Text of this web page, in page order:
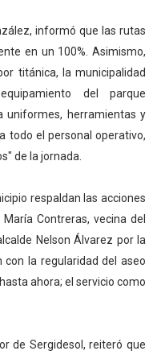
informó que las rutas
en un 100%. Asimismo,
titánica, la municipalidad
del parque
uniformes, herramientas y
todo el personal operativo,
de la jornada.
respaldan las acciones
Contreras, vecina del
Nelson Álvarez por la
la regularidad del aseo
ahora; el servicio como
de Sergidesol, reiteró que